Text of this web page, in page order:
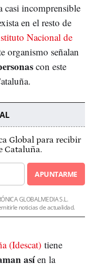
casi incomprensible
en el resto de
Nacional de
organismo señalan
con este
Global para recibir
Cataluña.
APUNTARME
GLOBALMEDIA S.L.
noticias de actualidad.
(Idescat) tiene
asíen la